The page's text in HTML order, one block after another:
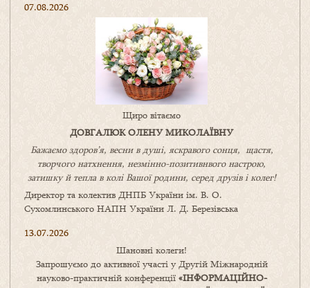
07.08.2026
Щиро вітаємо
ДОВГАЛЮК ОЛЕНУ МИКОЛАЇВНУ
Бажаємо здоров’я, весни в душі, яскравого сонця, щастя,
творчого натхнення, незмінно-позитивнвого настрою,
затишкуйтепла в коліВашоїродини, серед друзів і колег!
Директор та колектив ДНПБ України ім. В. О.
Сухомлинського НАПН України Л. Д. Березівська
13.07.2026
Шановні колеги!
Запрошуємо до активної участі у Другій Міжнародній
науково-практичній конференції «ІНФОРМАЦІЙНО-